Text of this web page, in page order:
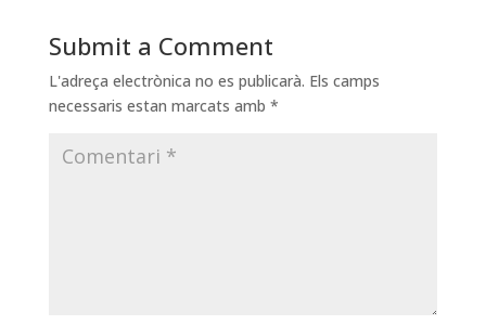
Submit a Comment
L'adreça electrònica no es publicarà. Els camps
necessaris estan marcats amb *